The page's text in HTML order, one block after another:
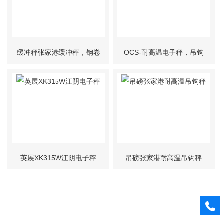
缓冲秤张家港缓冲秤，钢卷 OCS-耐高温电子秤，吊钩
英展XK315W江阴电子秤 吊磅张家港耐高温吊钩秤